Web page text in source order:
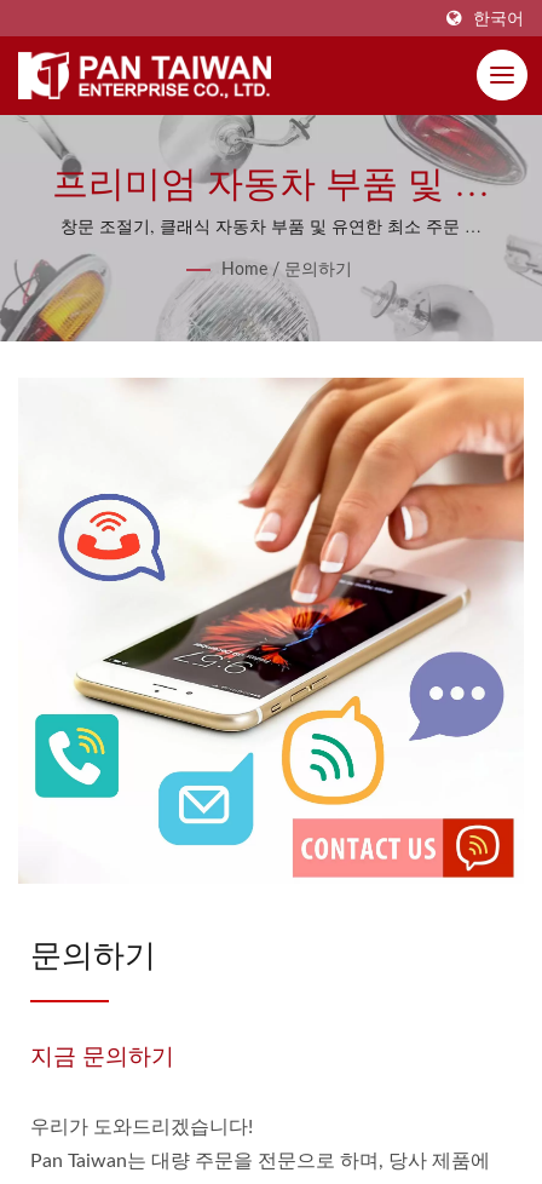
한국어
프리미엄 자동차 부품 및 리
버스 엔지니어링 솔루션을 위
해 Pan Taiwan에 문의하세요.
창문 조절기, 클래식 자동차 부품 및 유연한 최소 주문 수
량이 10개부터 시작하는 전문 자동차 부품을 포함한 포괄
적인 제품 라인을 발견하세요.
Home / 문의하기
문의하기
지금 문의하기
우리가 도와드리겠습니다!
Pan Taiwan는 대량 주문을 전문으로 하며, 당사 제품에